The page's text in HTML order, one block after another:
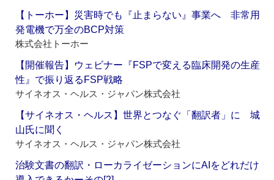
【トーホー】災害時でも『止まらない』事業へ 非常用
発電機で万全のBCP対策
株式会社トーホー
【開催報告】ウェビナー『FSPで変える臨床開発の生産
性』で振り返るFSP戦略
サイネオス・ヘルス・ジャパン株式会社
【サイネオス・ヘルス】世界とつなぐ「翻訳者」に 城
山氏に聞く
サイネオス・ヘルス・ジャパン株式会社
治験文書の翻訳・ローカライゼーションにAIをどれだけ